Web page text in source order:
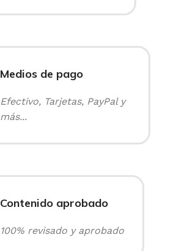
Medios de pago
Efectivo, Tarjetas, PayPal y
más...
Contenido aprobado
100% revisado y aprobado